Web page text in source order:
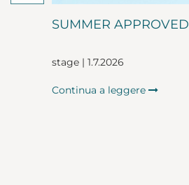
SUMMER APPROVED
stage | 1.7.2026
Continua a leggere